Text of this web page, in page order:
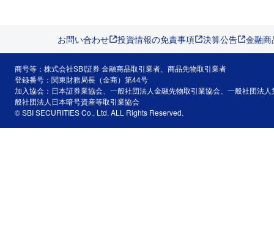
お問い合わせ 投資情報の免責事項 決算公告 金融
商号等：株式会社SBI証券 金融商品取引業者、商品先物取引業者
登録番号：関東財務局長（金商）第44号
加入協会：日本証券業協会、一般社団法人金融先物取引業協会、一般社団法
般社団法人日本暗号資産等取引業協会
© SBI SECURITIES Co., Ltd. ALL Rights Reserved.